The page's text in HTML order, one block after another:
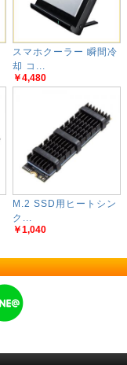
スマホクーラー 瞬間冷
却 コ...
￥4,480
M.2 SSD用ヒートシン
ク...
￥1,040